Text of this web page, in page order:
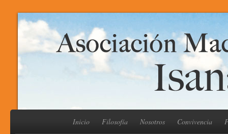
Inicio Filosofía Nosotros Convivencia